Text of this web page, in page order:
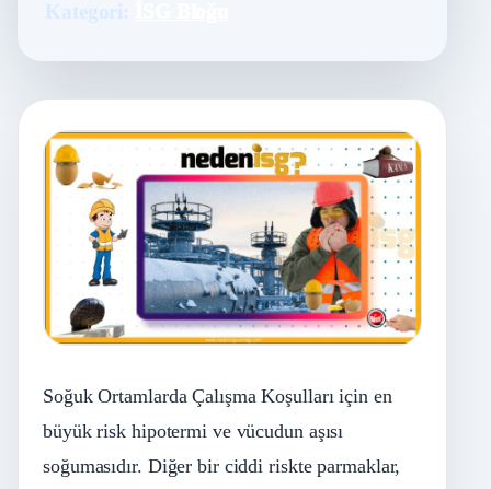
Kategori:
Soğuk Ortamlarda Çalışma Koşulları için en
büyük risk hipotermi ve vücudun aşısı
soğumasıdır. Diğer bir ciddi riskte parmaklar,